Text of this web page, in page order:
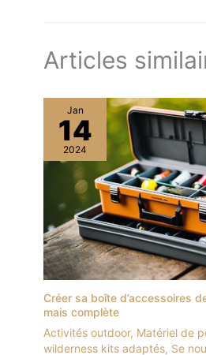
Articles
Jan
14
2024
Créer sa boîte d’accessoires
mais complète
Activités outdoor, Matériel de
wilderness kits adaptés, Se